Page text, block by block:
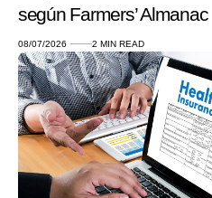
según Farmers’ Almanac
08/07/2026 2 MIN READ